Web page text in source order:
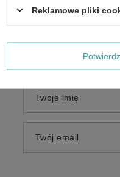
Dodaj własne
Twoje imię
Twój email
Reklamowe pliki